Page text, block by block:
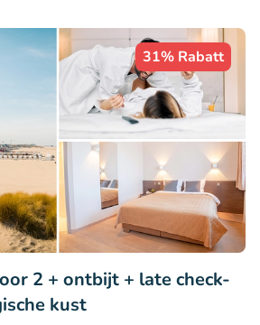
31% Rabatt
2 + ontbijt + late check-
kust